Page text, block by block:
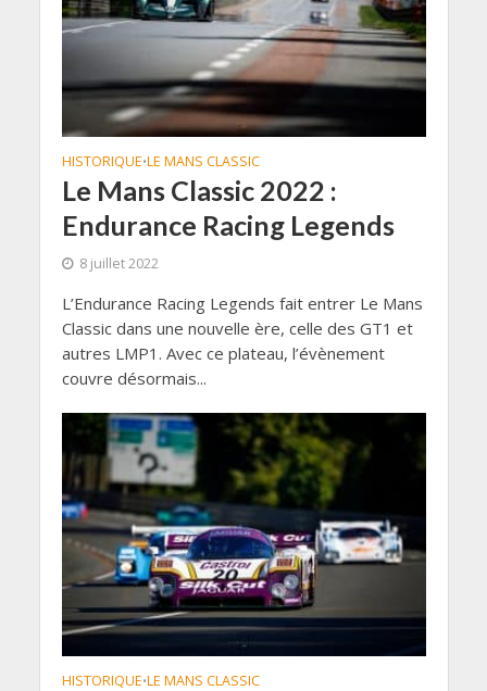
HISTORIQUE•LE MANS CLASSIC
Le Mans Classic 2022 :
Endurance Racing Legends
8 juillet 2022
L’Endurance Racing Legends fait entrer Le Mans
Classic dans une nouvelle ère, celle des GT1 et
autres LMP1. Avec ce plateau, l’évènement
couvre désormais...
HISTORIQUE•LE MANS CLASSIC